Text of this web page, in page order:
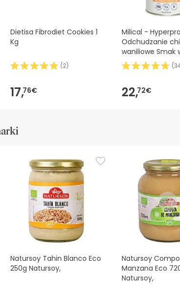
Dietisa Fibrodiet Cookies 1
Kg
(2)
17,76€
Milical -
Odchudzanie
waniliowe Smak
(
22,72€
Natursoy Tahin Blanco Eco
250g Natursoy,
Natursoy
Manzana Eco
Natursoy,